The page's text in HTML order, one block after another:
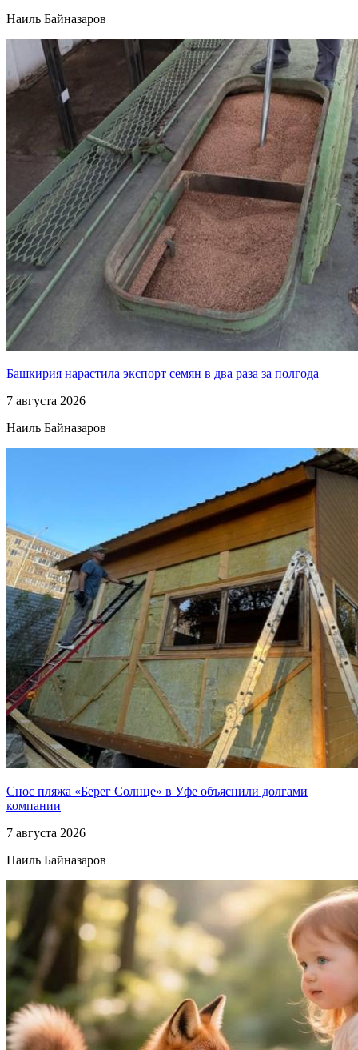
Наиль Байназаров
Башкирия нарастила экспорт семян в два раза за полгода
7 августа 2026
Наиль Байназаров
Снос пляжа «Берег Солнце» в Уфе объяснили долгами
компании
7 августа 2026
Наиль Байназаров